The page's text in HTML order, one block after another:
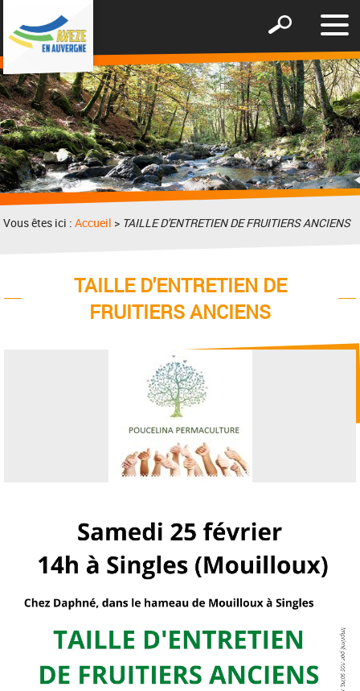
le
Afficher
formulaire
de
recherche
Vous êtes ici :Accueil > TAILLE D'ENTRETIEN DE FRUITIERS ANCIENS
TAILLE D'ENTRETIEN DE
FRUITIERS ANCIENS